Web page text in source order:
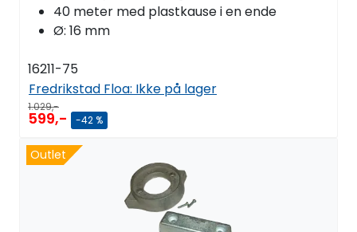
40 meter med plastkause i en ende
Ø: 16 mm
16211-75
Fredrikstad Floa: Ikke på lager
1.029,-
599,- -42 %
Outlet